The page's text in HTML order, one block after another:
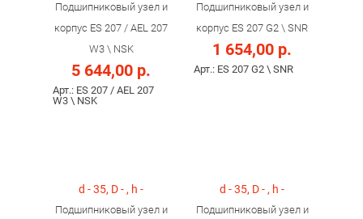
Подшипниковый узел и
корпус ES 207 / AEL 207
W3 \ NSK
5 644,00 р.
Арт.: ES 207 / AEL 207
W3 \ NSK
Подшипниковый узел и
корпус ES 207 G2 \ SNR
1 654,00 р.
Арт.: ES 207 G2 \ SNR
d - 35, D - , h -
Подшипниковый узел и
d - 35, D - , h -
Подшипниковый узел и